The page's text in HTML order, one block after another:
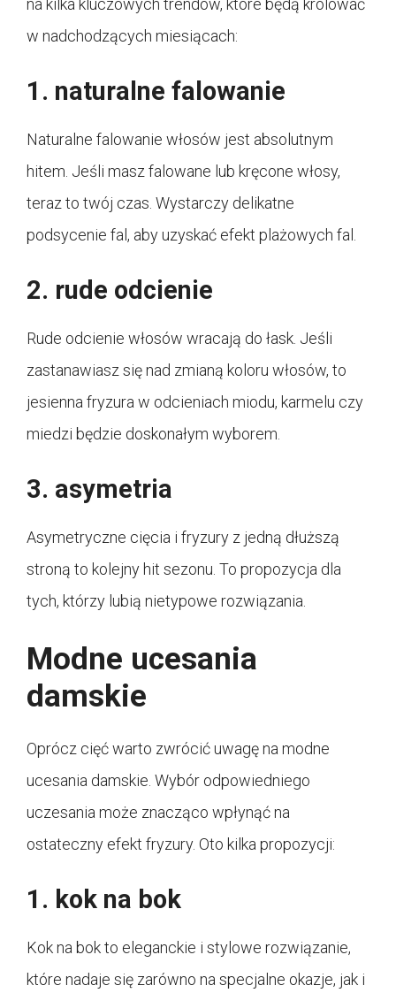
na kilka kluczowych trendów, które będą królować
w nadchodzących miesiącach:
1. naturalne falowanie
Naturalne falowanie włosów jest absolutnym
hitem. Jeśli masz falowane lub kręcone włosy,
teraz to twój czas. Wystarczy delikatne
podsycenie fal, aby uzyskać efekt plażowych fal.
2. rude odcienie
Rude odcienie włosów wracają do łask. Jeśli
zastanawiasz się nad zmianą koloru włosów, to
jesienna fryzura w odcieniach miodu, karmelu czy
miedzi będzie doskonałym wyborem.
3. asymetria
Asymetryczne cięcia i fryzury z jedną dłuższą
stroną to kolejny hit sezonu. To propozycja dla
tych, którzy lubią nietypowe rozwiązania.
Modne ucesania
damskie
Oprócz cięć warto zwrócić uwagę na modne
ucesania damskie. Wybór odpowiedniego
uczesania może znacząco wpłynąć na
ostateczny efekt fryzury. Oto kilka propozycji:
1. kok na bok
Kok na bok to eleganckie i stylowe rozwiązanie,
które nadaje się zarówno na specjalne okazje, jak i